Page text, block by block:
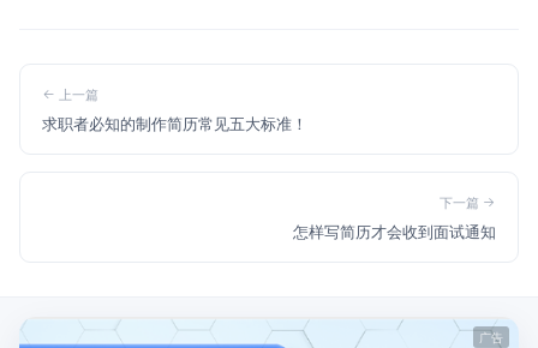
上一篇
求职者必知的制作简历常见五大标准！
下一篇
怎样写简历才会收到面试通知